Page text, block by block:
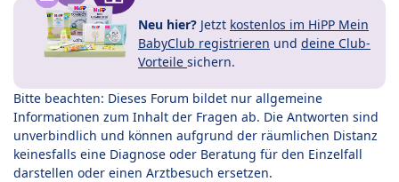
Neu hier? Jetzt kostenlos im HiPP Mein
BabyClub registrieren und deine Club-
Vorteile sichern.
Bitte beachten: Dieses Forum bildet nur allgemeine
Informationen zum Inhalt der Fragen ab. Die Antworten sind
unverbindlich und können aufgrund der räumlichen Distanz
keinesfalls eine Diagnose oder Beratung für den Einzelfall
darstellen oder einen Arztbesuch ersetzen.